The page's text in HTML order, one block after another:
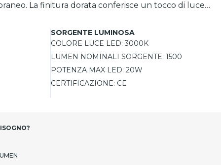
La finitura dorata conferisce un tocco di luce
SORGENTE LUMINOSA
COLORE LUCE LED: 3000K
LUMEN NOMINALI SORGENTE: 1500
POTENZA MAX LED: 20W
CERTIFICAZIONE: CE